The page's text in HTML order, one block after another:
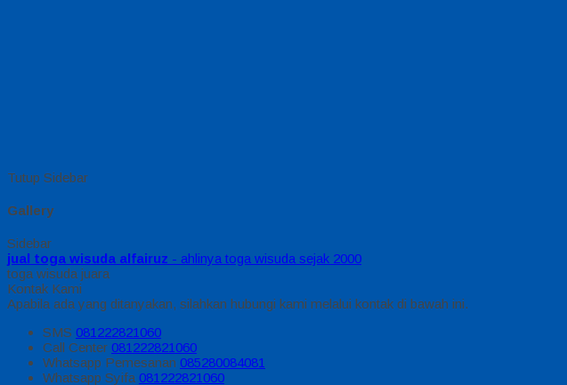
Tutup Sidebar
Gallery
Sidebar
jual toga wisuda alfairuz - ahlinya toga wisuda sejak 2000
toga wisuda juara
Kontak Kami
Apabila ada yang ditanyakan, silahkan hubungi kami melalui kontak di bawah ini.
SMS 081222821060
Call Center 081222821060
Whatsapp Pemesanan 085280084081
Whatsapp Syifa 081222821060